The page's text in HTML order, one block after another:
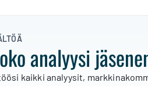
analyysi
kaikki analyysit,